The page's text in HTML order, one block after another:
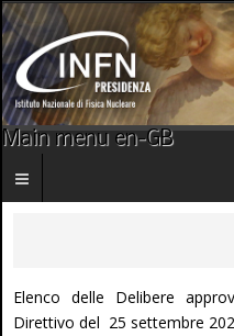
Main menu en-GB
Elenco delle Delibere
Direttivo del 25 settembre